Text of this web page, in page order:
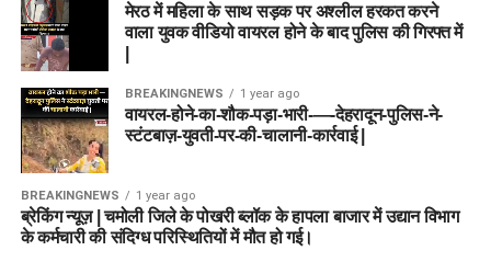
मेरठ में महिला के साथ सड़क पर अश्लील हरकत करने
वाला युवक वीडियो वायरल होने के बाद पुलिस की गिरफ्त में
BREAKINGNEWS 1 year ago
वायरल-होने-का-शौक-पड़ा-भारी-—-देहरादून-पुलिस-ने-
स्टंटबाज़-युवती-पर-की-चालानी-कार्रवाई |
BREAKINGNEWS 1 year ago
ब्रेकिंग न्यूज़ | चमोली जिले के पोखरी ब्लॉक के हापला बाजार में उद्यान विभाग
के कर्मचारी की संदिग्ध परिस्थितियों में मौत हो गई।